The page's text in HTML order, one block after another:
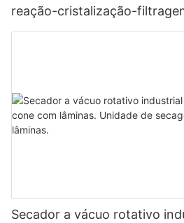
reação-cristalização-
Secador a vácuo rotativo